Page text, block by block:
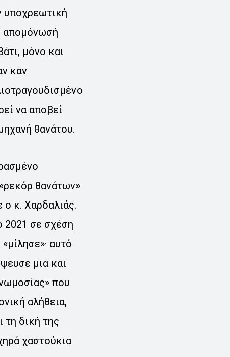
υποχρεωτική
απομόνωσή
μόνο και
καν
να αποβεί
θανάτου.
θανάτων»
κ. Χαρδαλιάς.
2021 σε σχέση
αυτό
μια και
που
αλήθεια,
τη δική της
χαστούκια